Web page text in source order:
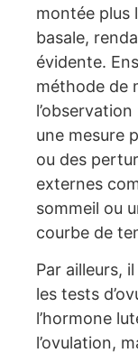
montée plus
basale,
évidente.
méthode de
une mesure
ou des
externes
sommeil ou
courbe de
Par ailleurs,
les tests
l’hormone
l’ovulation,